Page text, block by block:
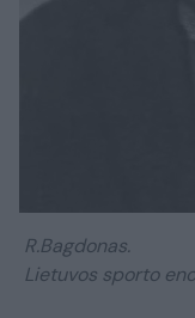
R.Bagdonas.
Lietuvos sporto